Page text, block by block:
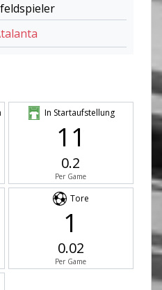
In Startaufstellung
11
0.2
Per Game
Tore
1
0.02
Per Game